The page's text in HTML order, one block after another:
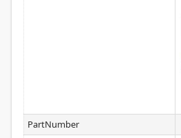
PartNumber